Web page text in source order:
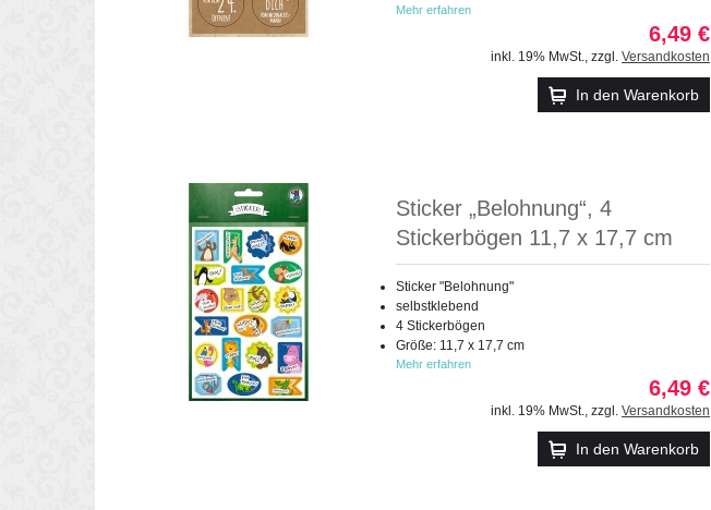
Mehr erfahren
6,49 €
inkl. 19% MwSt., zzgl. Versandkosten
In den Warenkorb
Sticker „Belohnung“, 4
Stickerbögen 11,7 x 17,7 cm
Sticker "Belohnung"
selbstklebend
4 Stickerbögen
Größe: 11,7 x 17,7 cm
Mehr erfahren
6,49 €
inkl. 19% MwSt., zzgl. Versandkosten
In den Warenkorb